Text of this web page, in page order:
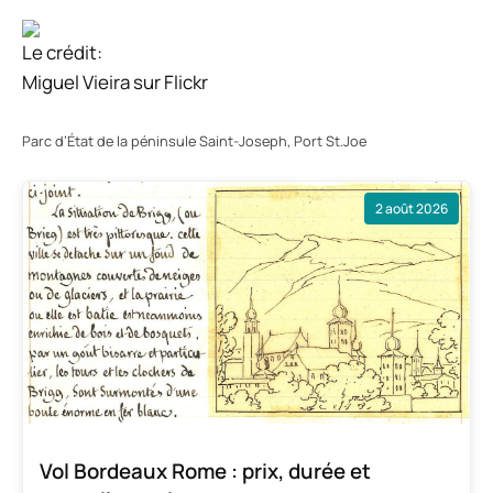
Le crédit:
Miguel Vieira sur Flickr
Parc d’État de la péninsule Saint-Joseph, Port St.Joe
2 août 2026
Vol Bordeaux Rome : prix, durée et